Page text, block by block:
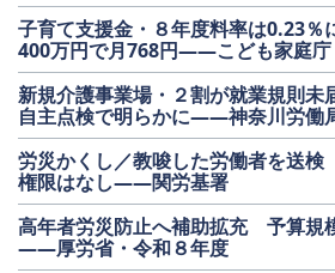
子育て支援金・８年度料率は0.23
400万円で月768円――こども家庭庁
新規介護事業場・２割が就業規則
自主点検で明らかに――神奈川労働
労災かくし／教唆した労働者を送
権限はなし――関労基署
高年者労災防止へ補助拡充 予算規
――厚労省・令和８年度